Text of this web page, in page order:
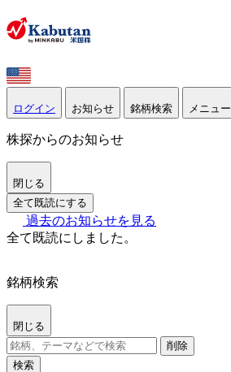
ログイン お知らせ 銘柄検索 メニュー
株探からのお知らせ
閉じる
全て既読にする
過去のお知らせを見る
全て既読にしました。
銘柄検索
閉じる
削除
検索